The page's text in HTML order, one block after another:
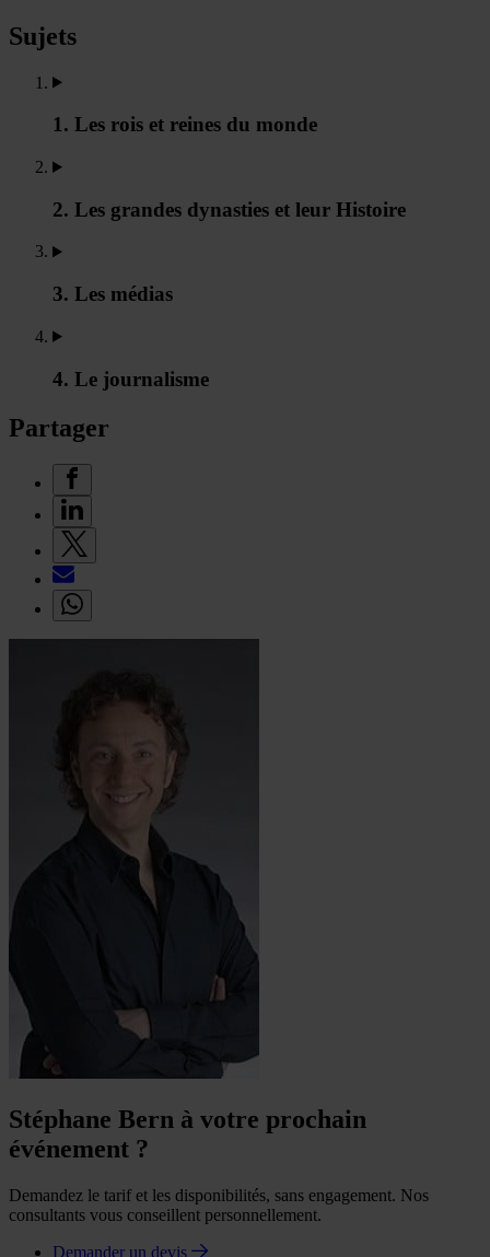
Sujets
1. Les rois et reines du monde
2. Les grandes dynasties et leur Histoire
3. Les médias
4. Le journalisme
Partager
Stéphane Bern à votre prochain
événement ?
Demandez le tarif et les disponibilités, sans engagement. Nos
consultants vous conseillent personnellement.
Demander un devis